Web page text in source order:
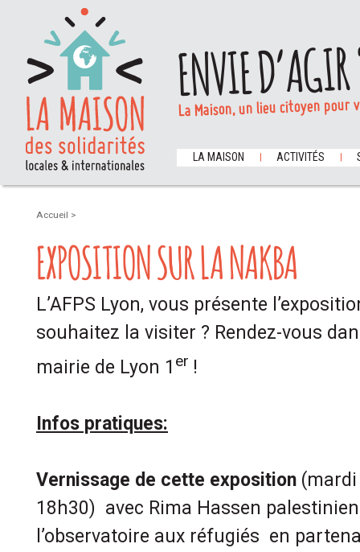
ENVIE
La Maison, un lieu citoyen
LA MAISON ACTIVITÉS
Accueil >
EXPOSITION SUR LA NAKBA
L’AFPS Lyon, vous présente
souhaitez la visiter ? Rendez-vous
mairie de Lyon 1 er !
Infos pratiques:
Vernissage de cette exposition
18h30) avec Rima Hassen
l’observatoire aux réfugiés en